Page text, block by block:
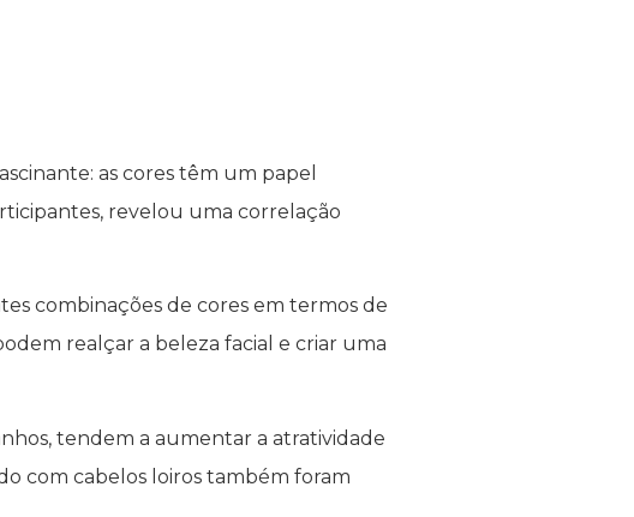
as cores têm um papel
revelou uma correlação
combinações de cores em termos de
realçar a beleza facial e criar uma
tendem a aumentar a atratividade
com cabelos loiros também foram